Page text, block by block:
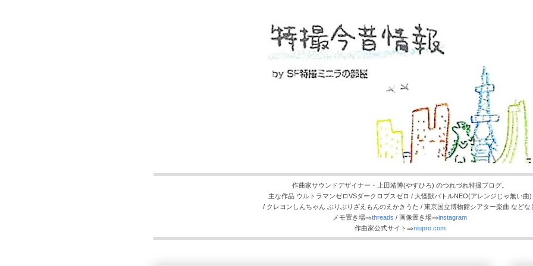
作曲家サウンドデザイナー・上田靖博(やすひろ) のつれづれ特撮ブログ。
主な作品 ウルトラマンゼロVSダークロプスゼロ / 大怪獣バトルNEO(アレンジじゃ無い曲)
/ クレヨンしんちゃん ぶりぶりざえもんのえかきうた / 東京国立博物館シアター楽曲 などな
メモ置き場⇒threads / 画像置き場⇒instagram
作曲家公式サイト⇒niupro.com